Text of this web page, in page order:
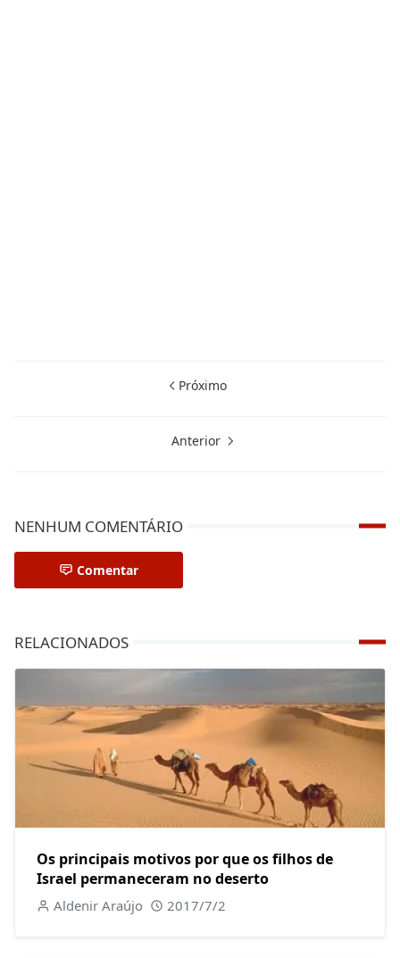
Próximo
Anterior
NENHUM COMENTÁRIO
Comentar
RELACIONADOS
Os principais motivos por que os filhos de
Israel permaneceram no deserto
Aldenir Araújo 2017/7/2